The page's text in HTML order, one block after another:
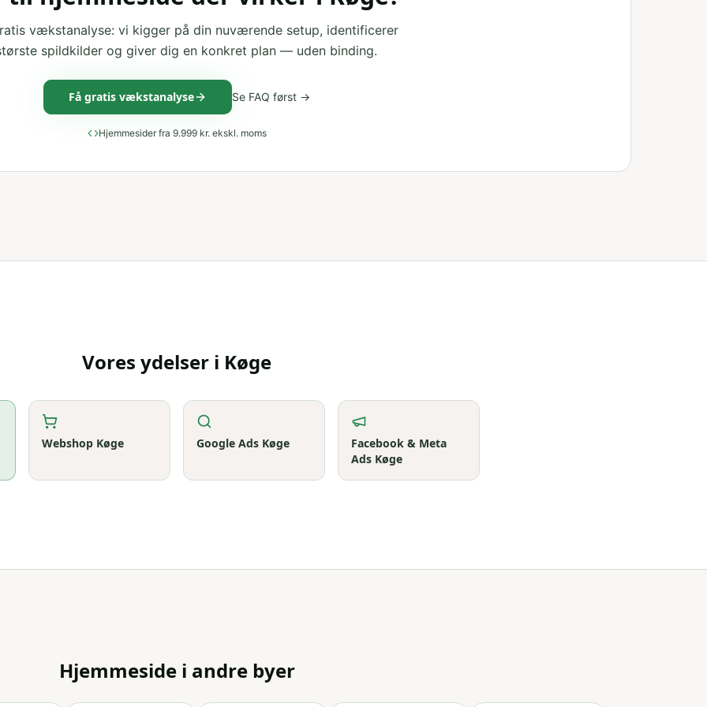
vækstanalyse: vi kigger på din nuværende setup, identificerer
spildkilder og giver dig en konkret plan — uden binding.
Få gratis vækstanalyse Se FAQ først →
Hjemmesider fra 9.999 kr. ekskl. moms
Vores ydelser i Køge
Webshop Køge Google Ads Køge
Facebook & Meta
Ads Køge
Hjemmesidei andre byer